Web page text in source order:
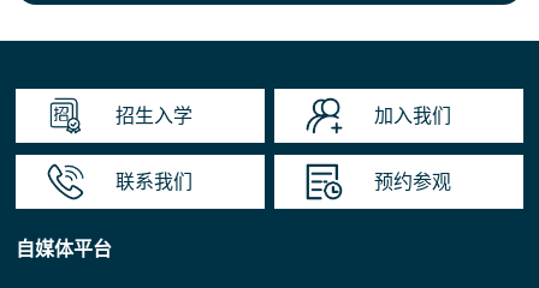
招生入学 加入我们
联系我们 预约参观
自媒体平台